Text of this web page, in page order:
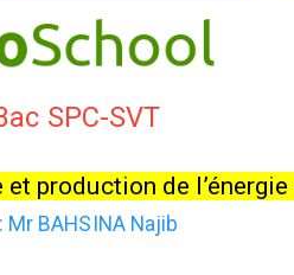
SPC-SVT
production de l’énergie
Mr BAHSINA Najib